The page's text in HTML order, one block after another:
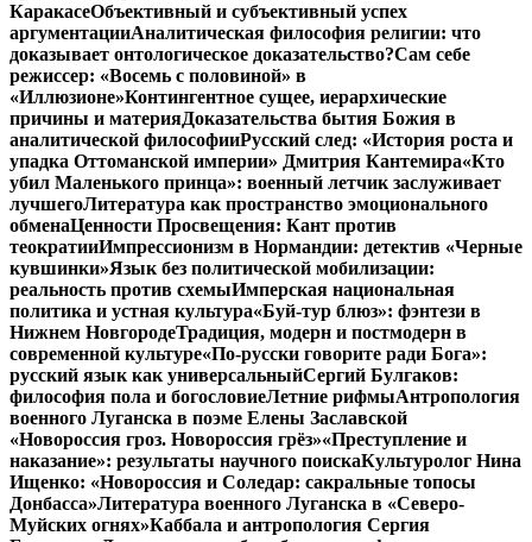
КаракасеОбъективный и субъективный успех
аргументацииАналитическая философия религии: что
доказывает онтологическое доказательство?Сам себе
режиссер: «Восемь с половиной» в
«Иллюзионе»Контингентное сущее, иерархические
причины и материяДоказательства бытия Божия в
аналитической философииРусский след: «История роста и
упадка Оттоманской империи» Дмитрия Кантемира«Кто
убил Маленького принца»: военный летчик заслуживает
лучшегоЛитература как пространство эмоционального
обменаЦенности Просвещения: Кант против
теократииИмпрессионизм в Нормандии: детектив «Черные
кувшинки»Язык без политической мобилизации:
реальность против схемыИмперская национальная
политика и устная культура«Буй-тур блюз»: фэнтези в
Нижнем НовгородеТрадиция, модерн и постмодерн в
современной культуре«По-русски говорите ради Бога»:
русский язык как универсальныйСергий Булгаков:
философия пола и богословиеЛетние рифмыАнтропология
военного Луганска в поэме Елены Заславской
«Новороссия гроз. Новороссия грёз»«Преступление и
наказание»: результаты научного поискаКультуролог Нина
Ищенко: «Новороссия и Соледар: сакральные топосы
Донбасса»Литература военного Луганска в «Северо-
Муйских огнях»Каббала и антропология Сергия